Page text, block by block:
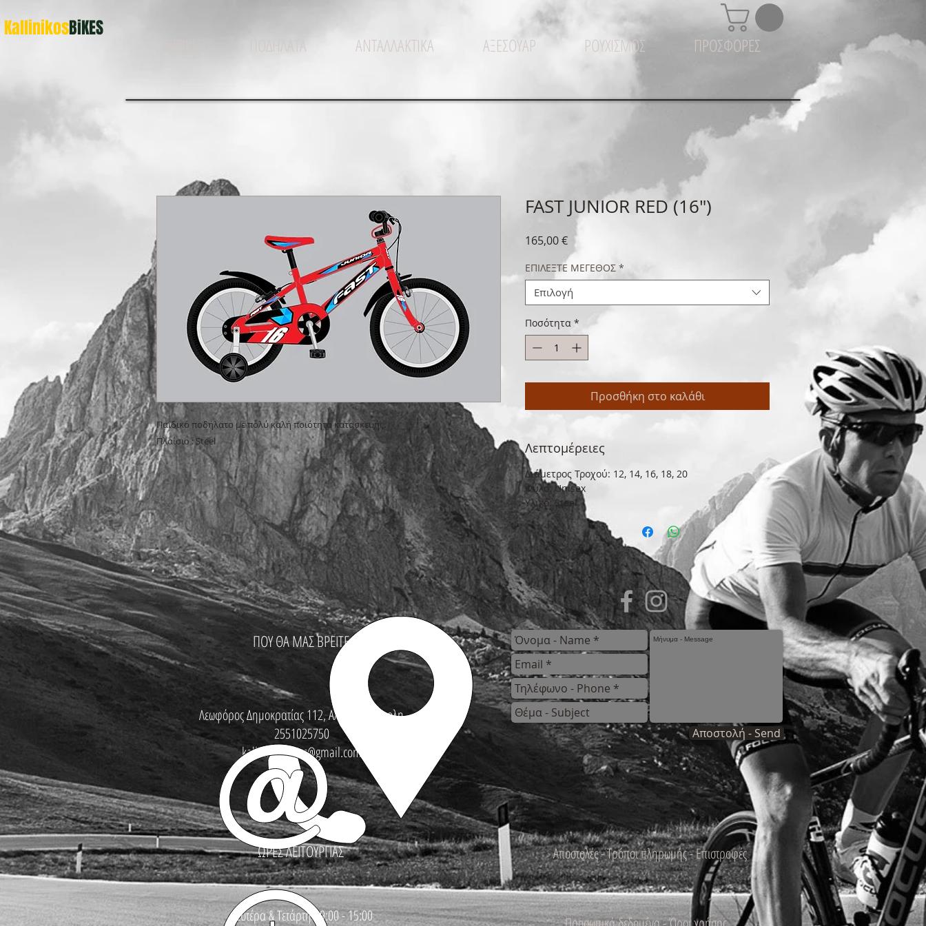
KallinikosBiKES
ΠΟΔΗΛΑΤΑ ΑΝΤΑΛΛΑΚΤΙΚΑ ΑΞΕΣΟΥΑΡ ΡΟΥΧΙΣΜΟΣ ΠΡΟΣΦΟΡΕΣ
Παιδικό ποδήλατο με πολύ καλή ποιότητα κατασκευής.
Πλαίσιο : Steel
FAST JUNIOR RED (16")
165,00 €Τιμή
ΕΠΙΛΕΞΤΕ ΜΕΓΕΘΟΣ *
Επιλογή
Ποσότητα *
Προσθήκη στο καλάθι
Λεπτομέρειες
Διάμετρος Τροχού: 12, 14, 16, 18, 20
Φύλο: Unisex
Υλικό: Steel
ΠΟΥ ΘΑ ΜΑΣ ΒΡΕΙΤΕ
Λεωφόρος Δημοκρατίας 112, Αλεξανδρούπολη
2551025750
kallinikosbikes@gmail.com
Αποστολή - Send
ΩΡΕΣ ΛΕΙΤΟΥΡΓΙΑΣ
Δευτέρα & Τετάρτη : 9:00 - 15:00
Αποστολές - Τρόποι πληρωμής - Επιστροφές